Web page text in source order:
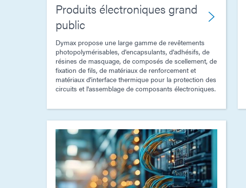
Produits électroniques grand
public
Dymax propose une large gamme de revêtements
photopolymérisables, d'encapsulants, d'adhésifs, de
résines de masquage, de composés de scellement, de
fixation de fils, de matériaux de renforcement et
matériaux d'interface thermique pour la protection des
circuits et l'assemblage de composants électroniques.